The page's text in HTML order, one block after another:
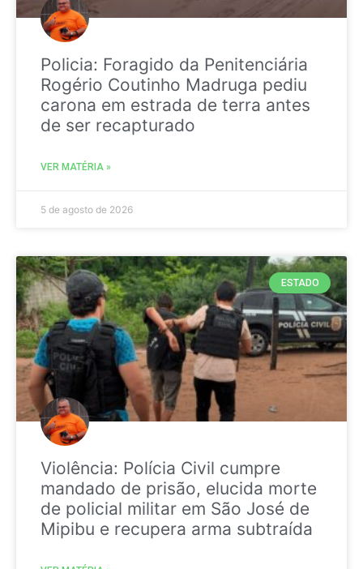
Policia: Foragido da Penitenciária
Rogério Coutinho Madruga pediu
carona em estrada de terra antes
de ser recapturado
VER MATÉRIA »
5 de agosto de 2026
ESTADO
Violência: Polícia Civil cumpre
mandado de prisão, elucida morte
de policial militar em São José de
Mipibu e recupera arma subtraída